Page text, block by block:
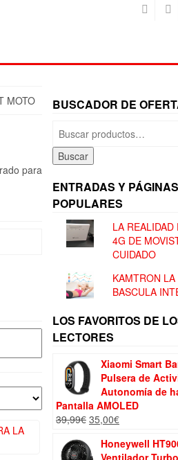
MOTO
para
BUSCADOR DE
Buscar
por:
Buscar
ENTRADAS Y PÁGINAS
POPULARES
LA
4G DE
CUIDADO
KAMTRON
BASCULA
LOS FAVORITOS DE
LECTORES
Xiaomi Smart
Pulsera de
Autonomía de
Pantalla AMOLED
39,99€ El
original
35,00€El
actual
Honeywell
Ventilador